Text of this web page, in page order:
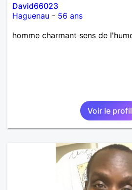
David66023
Haguenau - 56 ans
homme charmant sens de
Voir le profil